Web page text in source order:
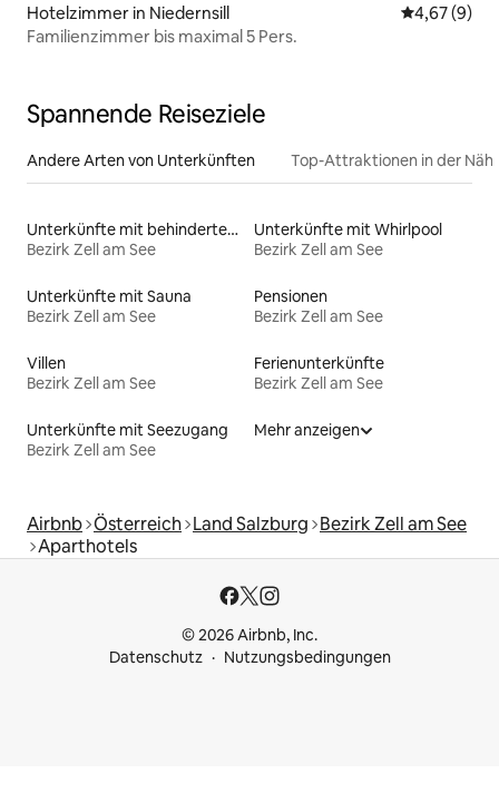
Hotelzimmer in Niedernsill
4,67 (9)
Familienzimmer bis maximal 5 Pers.
Spannende Reiseziele
Andere Arten von Unterkünften Top-Attraktionen in der
Unterkünfte mit behindertengerechtem Bett
Bezirk Zell am See
Unterkünfte mit Whirlpool
Bezirk Zell am See
Unterkünfte mit Sauna
Bezirk Zell am See
Pensionen
Bezirk Zell am See
Villen
Bezirk Zell am See
Ferienunterkünfte
Bezirk Zell am See
Unterkünfte mit Seezugang
Bezirk Zell am See
Mehr anzeigen
Airbnb Österreich Land Salzburg Bezirk Zell am See
Aparthotels
© 2026 Airbnb, Inc.
Datenschutz
Nutzungsbedingungen